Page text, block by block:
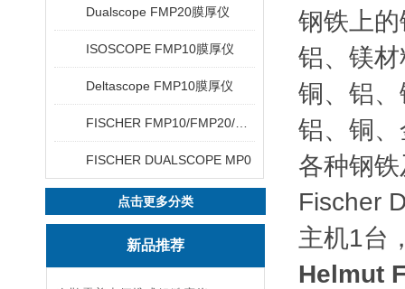
Dualscope FMP20膜厚仪
ISOSCOPE FMP10膜厚仪
Deltascope FMP10膜厚仪
FISCHER DUALSCOPE MP0
点击更多分类
新品推荐
钢铁上
铝、镁
铜、铝
铝、铜
各种钢
Fischer
主机1台
Helmut